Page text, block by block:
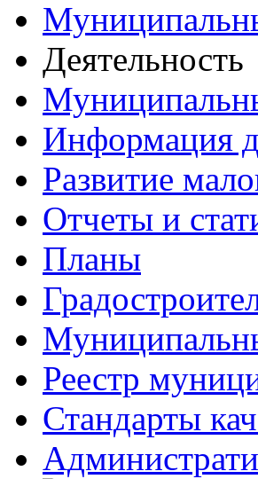
Деятельность
Информация
Развитие
Отчеты и
Планы
Реестр
Стандарты